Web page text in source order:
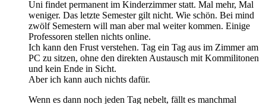
Uni findet permanent im Kinderzimmer statt. Mal mehr, Mal
weniger. Das letzte Semester gilt nicht. Wie schön. Bei mind
zwölf Semestern will man aber mal weiter kommen. Einige
Professoren stellen nichts online.
Ich kann den Frust verstehen. Tag ein Tag aus im Zimmer am
PC zu sitzen, ohne den direkten Austausch mit Kommilitonen
und kein Ende in Sicht.
Aber ich kann auch nichts dafür.
Wenn es dann noch jeden Tag nebelt, fällt es manchmal